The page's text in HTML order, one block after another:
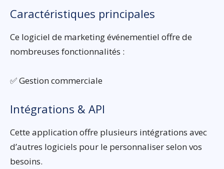
Caractéristiques principales
Ce logiciel de marketing événementiel offre de
nombreuses fonctionnalités :
✅ Gestion commerciale
Intégrations & API
Cette application offre plusieurs intégrations avec
d’autres logiciels pour le personnaliser selon vos
besoins.